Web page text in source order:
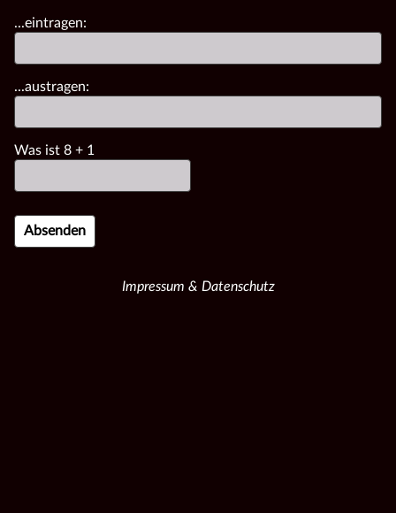
...eintragen:
...austragen:
Was ist 8 + 1
Impressum & Datenschutz